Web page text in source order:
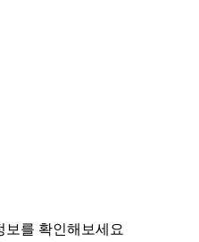
보를 확인해보세요